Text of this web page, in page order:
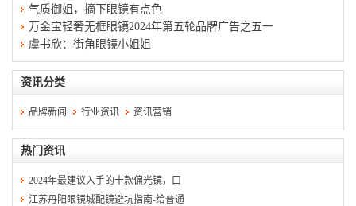
气质御姐，摘下眼镜有点色
万金宝轻奢无框眼镜2024年第五轮品牌广告之五一
虞书欣：街角眼镜小姐姐
资讯分类
品牌新闻 行业资讯 资讯营销
热门资讯
2024年最建议入手的十款偏光镜，口
江苏丹阳眼镜城配镜避坑指南-给普通